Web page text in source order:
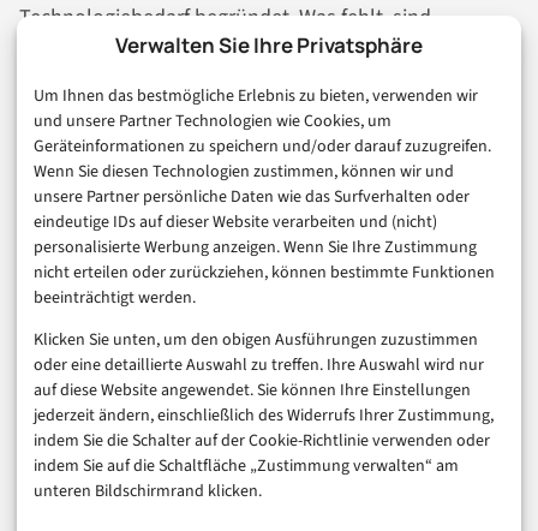
Verwalten Sie Ihre Privatsphäre
Um Ihnen das bestmögliche Erlebnis zu bieten, verwenden wir
und unsere Partner Technologien wie Cookies, um
Geräteinformationen zu speichern und/oder darauf zuzugreifen.
Wenn Sie diesen Technologien zustimmen, können wir und
unsere Partner persönliche Daten wie das Surfverhalten oder
eindeutige IDs auf dieser Website verarbeiten und (nicht)
personalisierte Werbung anzeigen. Wenn Sie Ihre Zustimmung
nicht erteilen oder zurückziehen, können bestimmte Funktionen
beeinträchtigt werden.
Klicken Sie unten, um den obigen Ausführungen zuzustimmen
oder eine detaillierte Auswahl zu treffen. Ihre Auswahl wird nur
auf diese Website angewendet. Sie können Ihre Einstellungen
jederzeit ändern, einschließlich des Widerrufs Ihrer Zustimmung,
indem Sie die Schalter auf der Cookie-Richtlinie verwenden oder
indem Sie auf die Schaltfläche „Zustimmung verwalten“ am
unteren Bildschirmrand klicken.
Technologiebedarf begründet. Was fehlt, sind
belastbare öffentliche Zahlen zu Mandatsvolumina
und konkreten deutschen Fintech-Kunden – das
Segment ist noch jung genug, dass viele Deployments
unter Vertraulichkeit laufen. Die eigentlich spannende
Frage für die nächsten zwölf Monate: Schafft es das
deutsche Startup-Ökosystem, eigene Compliance-
Tech-Plattformen zu etablieren, bevor die US-
amerikanischen und britischen Platzhirsche den Markt
vollständig konsolidieren?
Welche Blockchain-Analyse- oder AML-Tools setzen
Sie in Ihrem Unternehmen ein – und wo lagen die
größten Hürden bei der Integration? Schreiben Sie es